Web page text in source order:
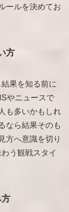
ールを決めてお
方
果を知る前に
やニュースで
も多いかもしれ
なら結果そのも
方へ意識を切り
う観戦スタイ